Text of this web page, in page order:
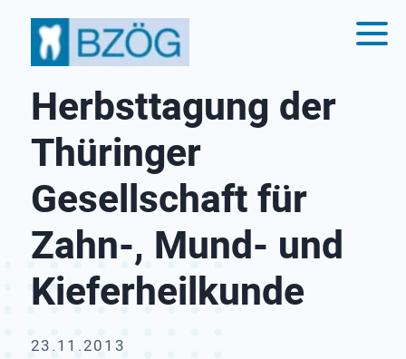
Herbsttagung der
Thüringer
Gesellschaft für
Zahn-, Mund- und
Kieferheilkunde
23.11.2013